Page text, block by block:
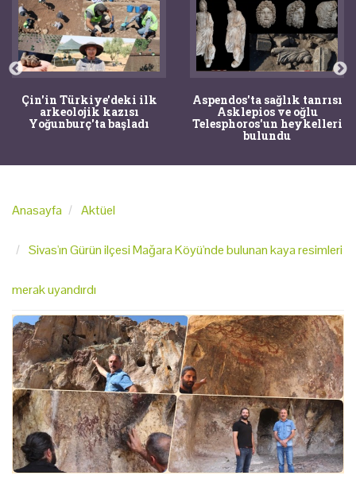
Çin'in Türkiye'deki ilk
arkeolojik kazısı
Yoğunburç'ta başladı
Aspendos'ta sağlık tanrısı
Asklepios ve oğlu
Telesphoros'un heykelleri
bulundu
Anasayfa Aktüel
Sivas'ın Gürün ilçesi Mağara Köyü'nde bulunan kaya resimleri
merak uyandırdı